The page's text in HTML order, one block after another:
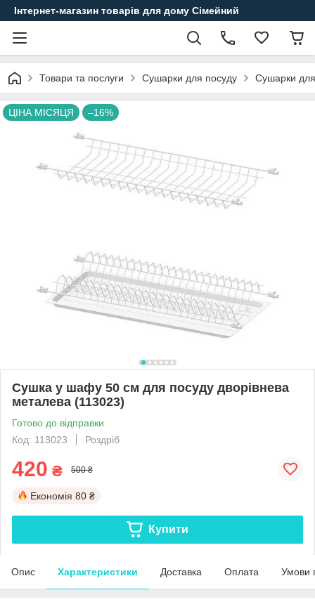
Інтернет-магазин товарів для дому Сімейний
Товари та послуги Сушарки для посуду Сушарки
ЦІНА МІСЯЦЯ –16%
Сушка у шафу 50 см для посуду дворівнева
металева (113023)
Готово до відправки
Код: 113023
Роздріб
420 ₴ 500 ₴
Економія 80 ₴
Купити
Опис Характеристики Доставка Оплата Умови